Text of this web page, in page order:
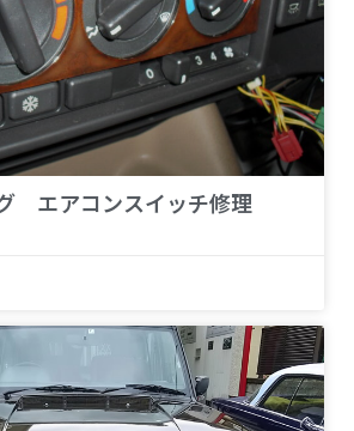
エアコンスイッチ修理